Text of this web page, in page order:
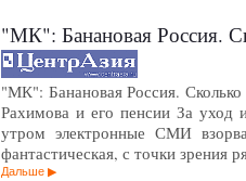
"МК": Банановая Россия.
"МК": Банановая Россия.
Рахимова и его пенсии За уход
утром электронные СМИ
фантастическая, с точки зрения
Дальше